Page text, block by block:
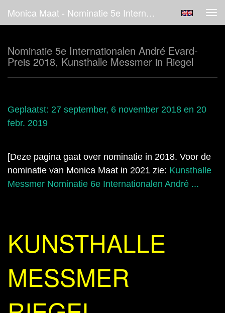
Monica Maat - Nominatie 5e Internationalen André Evard- Preis 2018, Kunsthalle Messmer In Riegel
Nominatie 5e Internationalen André Evard-
Preis 2018, Kunsthalle Messmer in Riegel
Geplaatst: 27 september, 6 november 2018 en 20
febr. 2019
[Deze pagina gaat over nominatie in 2018. Voor de
nominatie van Monica Maat in 2021 zie: Kunsthalle
Messmer Nominatie 6e Internationalen André ...
KUNSTHALLE
MESSMER